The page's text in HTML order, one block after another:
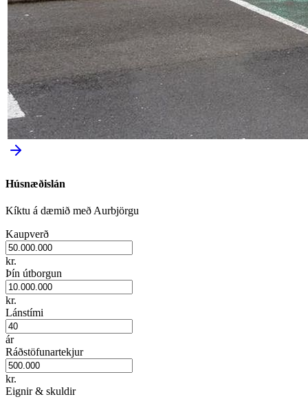
Húsnæðislán
Kíktu á dæmið með Aurbjörgu
Kaupverð
kr.
Þín útborgun
kr.
Lánstími
ár
Ráðstöfunartekjur
kr.
Eignir & skuldir